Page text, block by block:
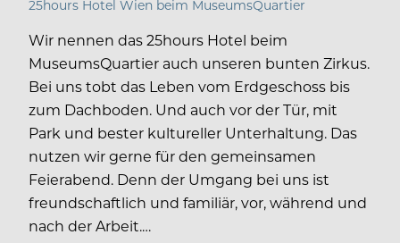
25hours Hotel Wien beim MuseumsQuartier
Wir nennen das 25hours Hotel beim
MuseumsQuartier auch unseren bunten Zirkus.
Bei uns tobt das Leben vom Erdgeschoss bis
zum Dachboden. Und auch vor der Tür, mit
Park und bester kultureller Unterhaltung. Das
nutzen wir gerne für den gemeinsamen
Feierabend. Denn der Umgang bei uns ist
freundschaftlich und familiär, vor, während und
nach der Arbeit.…